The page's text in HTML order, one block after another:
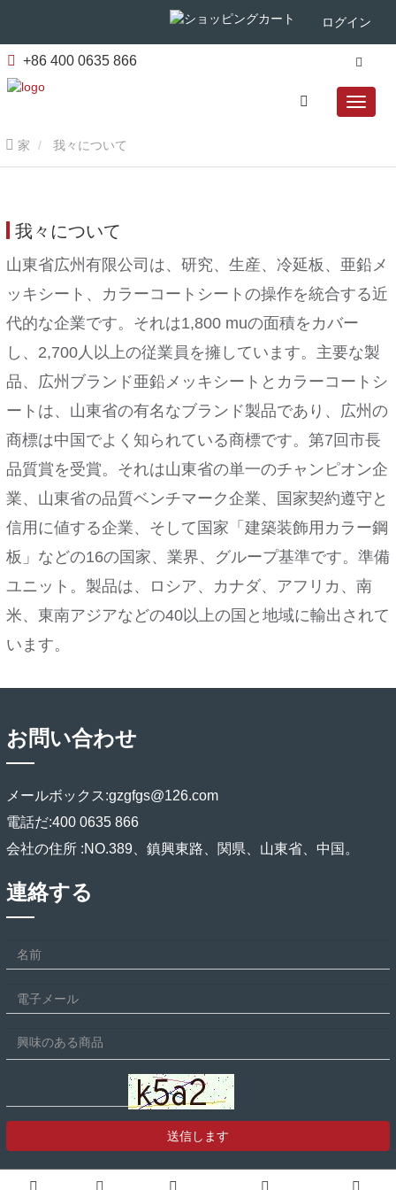
ログイン
+86 400 0635 866
家 我々について
我々について
山東省広州有限公司は、研究、生産、冷延板、亜鉛メ
ッキシート、カラーコートシートの操作を統合する近
代的な企業です。それは1,800 muの面積をカバー
し、2,700人以上の従業員を擁しています。主要な製
品、広州ブランド亜鉛メッキシートとカラーコートシ
ートは、山東省の有名なブランド製品であり、広州の
商標は中国でよく知られている商標です。第7回市長
品質賞を受賞。それは山東省の単一のチャンピオン企
業、山東省の品質ベンチマーク企業、国家契約遵守と
信用に値する企業、そして国家「建築装飾用カラー鋼
板」などの16の国家、業界、グループ基準です。準備
ユニット。製品は、ロシア、カナダ、アフリカ、南
米、東南アジアなどの40以上の国と地域に輸出されて
います。
お問い合わせ
メールボックス:gzgfgs@126.com
電話だ:400 0635 866
会社の住所 :NO.389、鎮興東路、関県、山東省、中国。
連絡する
送信します